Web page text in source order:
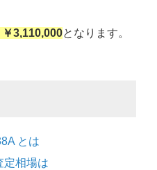
￥3,110,000となります。
とは
定相場は